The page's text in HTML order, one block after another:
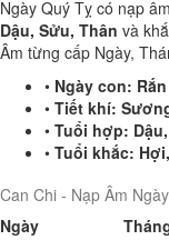
Ngày Quý Tỵ có nạp âm
Dậu, Sửu, Thân và
Âm từng cấp Ngày,
• Ngày con:
• Tiết khí:
• Tuổi hợp:
• Tuổi khắc:
Can Chi - Nạp Âm
Ngày